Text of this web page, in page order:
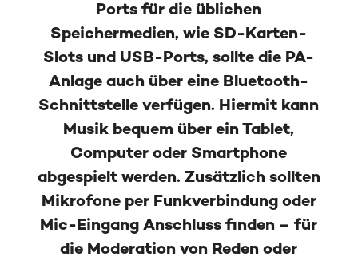
Ports für die üblichen
Speichermedien, wie SD-Karten-
Slots und USB-Ports, sollte die PA-
Anlage auch über eine Bluetooth-
Schnittstelle verfügen. Hiermit kann
Musik bequem über ein Tablet,
Computer oder Smartphone
abgespielt werden. Zusätzlich sollten
Mikrofone per Funkverbindung oder
Mic-Eingang Anschluss finden – für
die Moderation von Reden oder